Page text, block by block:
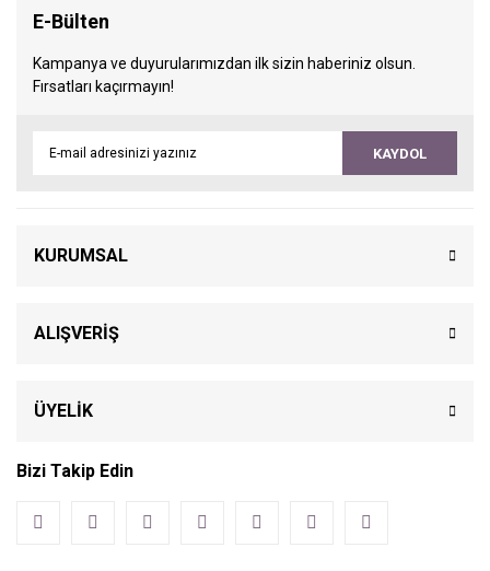
E-Bülten
Kampanya ve duyurularımızdan ilk sizin haberiniz olsun.
Fırsatları kaçırmayın!
KAYDOL
KURUMSAL
ALIŞVERİŞ
ÜYELİK
Bizi Takip Edin